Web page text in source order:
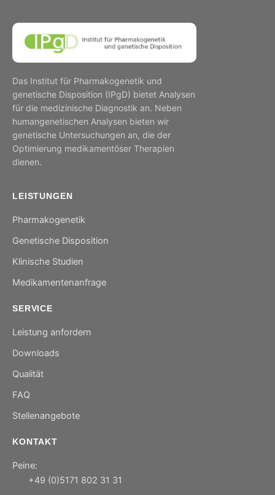
Das Institut für Pharmakogenetik und
genetische Disposition (IPgD) bietet Analysen
für die medizinische Diagnostik an. Neben
humangenetischen Analysen bieten wir
genetische Untersuchungen an, die der
Optimierung medikamentöser Therapien
dienen.
LEISTUNGEN
Pharmakogenetik
Genetische Disposition
Klinische Studien
Medikamentenanfrage
SERVICE
Leistung anfordern
Downloads
Qualität
FAQ
Stellenangebote
KONTAKT
Peine:
+49 (0)5171 802 31 31